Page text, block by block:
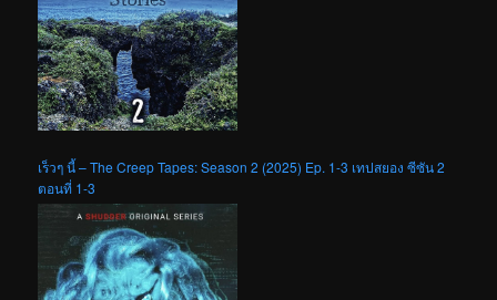
เร็วๆ นี้ – The Creep Tapes: Season 2 (2025) Ep. 1-3 เทปสยอง ซีซัน 2
ตอนที่ 1-3